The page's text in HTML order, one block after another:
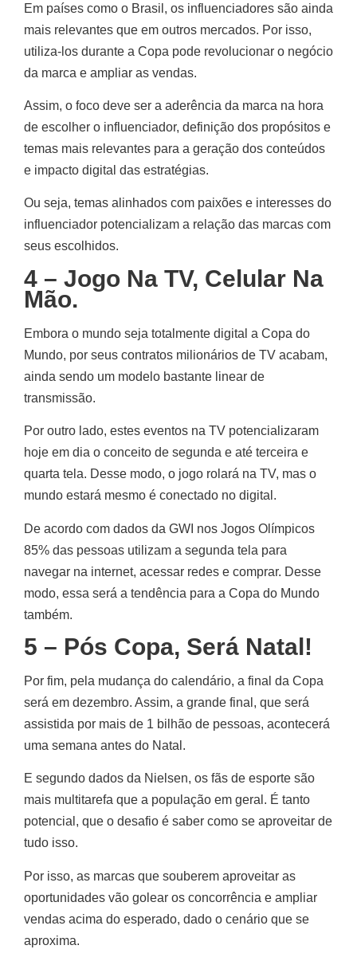
Em países como o Brasil, os influenciadores são ainda
mais relevantes que em outros mercados. Por isso,
utiliza-los durante a Copa pode revolucionar o negócio
da marca e ampliar as vendas.
Assim, o foco deve ser a aderência da marca na hora
de escolher o influenciador, definição dos propósitos e
temas mais relevantes para a geração dos conteúdos
e impacto digital das estratégias.
Ou seja, temas alinhados com paixões e interesses do
influenciador potencializam a relação das marcas com
seus escolhidos.
4 – Jogo Na TV, Celular Na
Mão.
Embora o mundo seja totalmente digital a Copa do
Mundo, por seus contratos milionários de TV acabam,
ainda sendo um modelo bastante linear de
transmissão.
Por outro lado, estes eventos na TV potencializaram
hoje em dia o conceito de segunda e até terceira e
quarta tela. Desse modo, o jogo rolará na TV, mas o
mundo estará mesmo é conectado no digital.
De acordo com dados da GWI nos Jogos Olímpicos
85% das pessoas utilizam a segunda tela para
navegar na internet, acessar redes e comprar. Desse
modo, essa será a tendência para a Copa do Mundo
também.
5 – Pós Copa, Será Natal!
Por fim, pela mudança do calendário, a final da Copa
será em dezembro. Assim, a grande final, que será
assistida por mais de 1 bilhão de pessoas, acontecerá
uma semana antes do Natal.
E segundo dados da Nielsen, os fãs de esporte são
mais multitarefa que a população em geral. É tanto
potencial, que o desafio é saber como se aproveitar de
tudo isso.
Por isso, as marcas que souberem aproveitar as
oportunidades vão golear os concorrência e ampliar
vendas acima do esperado, dado o cenário que se
aproxima.